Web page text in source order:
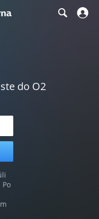
do O2